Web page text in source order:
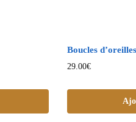
Boucles
29.00€